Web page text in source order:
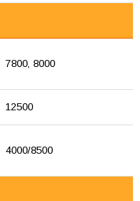
7800, 8000
12500
4000/8500